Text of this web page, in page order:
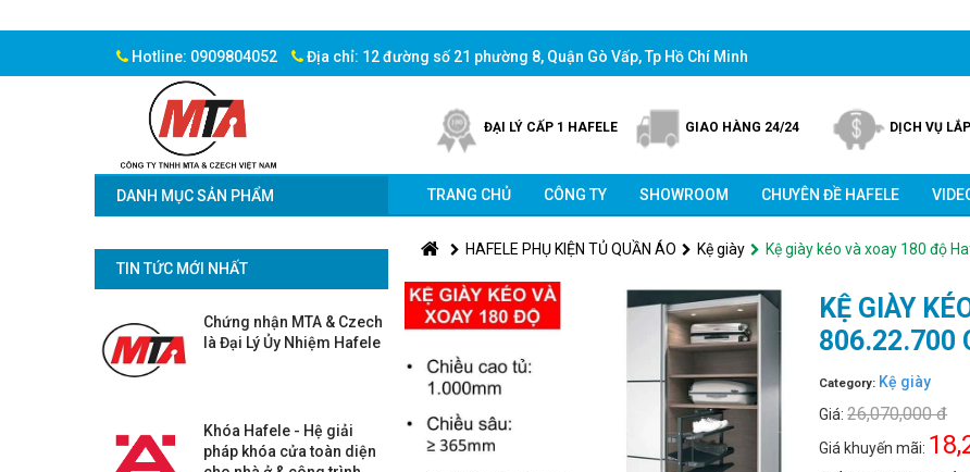
Hotline: 0909804052 Địa chỉ: 12 đường số 21 phường 8, Quận Gò Vấp, Tp Hồ Chí Minh
ĐẠI LÝ CẤP 1 HAFELE GIAO HÀNG 24/24 DỊCH VỤ
TRANG CHỦ CÔNG TY SHOWROOM CHUYÊN ĐỀ HAFELE
DANH MỤC SẢN PHẨM
TIN TỨC MỚI NHẤT
Chứng nhận MTA & Czech
là Đại Lý Ủy Nhiệm Hafele
Khóa Hafele - Hệ giải
pháp khóa cửa toàn diện
HAFELE PHỤ KIỆN TỦ QUẦN ÁO Kệ giày Kệ giày kéo và xoay 180 độ
KỆ GIÀY
806.22.700
Category: Kệ giày
Giá:26,070,000 đ
Giá khuyến mãi: